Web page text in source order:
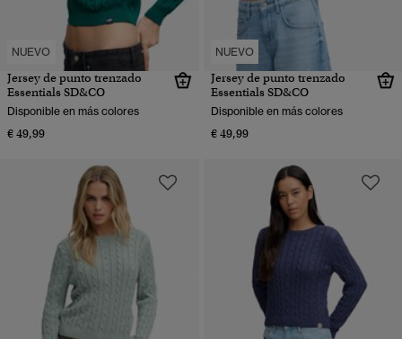
NUEVO
Jersey de punto trenzado
Essentials SD&CO
Disponible en más colores
€ 49,99
NUEVO
Jersey de punto trenzado
Essentials SD&CO
Disponible en más colores
€ 49,99